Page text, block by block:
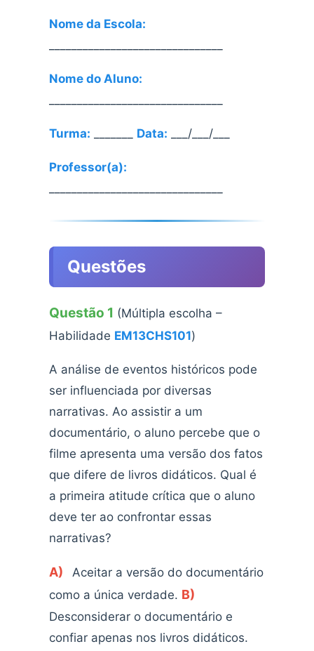
Nome da Escola:
Nome do Aluno:
Turma: Data: ___/___/___
Professor(a):
Questões
Questão 1 (Múltipla escolha –
Habilidade EM13CHS101)
A análise de eventos históricos pode
ser influenciada por diversas
narrativas. Ao assistir a um
documentário, o aluno percebe que o
filme apresenta uma versão dos fatos
que difere de livros didáticos. Qual é
a primeira atitude crítica que o aluno
deve ter ao confrontar essas
narrativas?
A)
Aceitar a versão do documentário
como a única verdade. B)
Desconsiderar o documentário e
confiar apenas nos livros didáticos.